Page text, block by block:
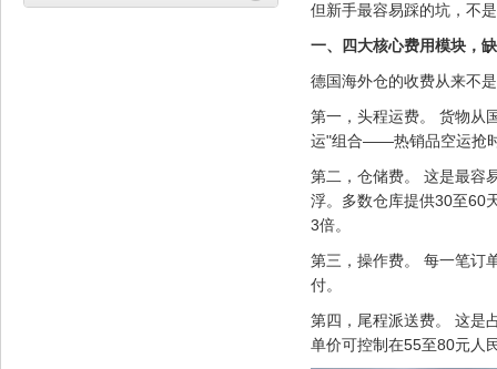
但新手最容易踩的坑，不
一、四大核心费用模块，
德国海外仓的收费从来不
第一，头程运费。 货物从
运"组合——热销品空运抢
第二，仓储费。 这是最容
浮。多数仓库提供30至60
3倍。
第三，操作费。 每一笔订
付。
第四，尾程派送费。 这是
单价可控制在55至80元人